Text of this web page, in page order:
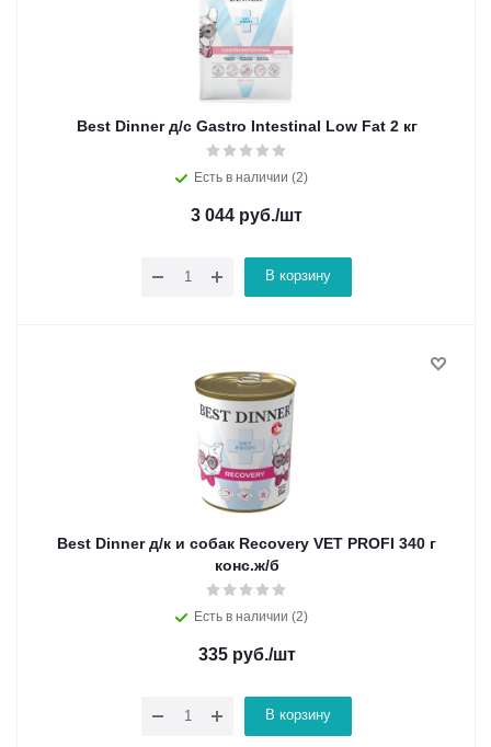
Best Dinner д/с Gastro Intestinal Low Fat 2 кг
Есть в наличии (2)
3 044 руб./шт
В корзину
Best Dinner д/к и собак Recovery VET PROFI 340 г
конс.ж/б
Есть в наличии (2)
335руб./шт
В корзину